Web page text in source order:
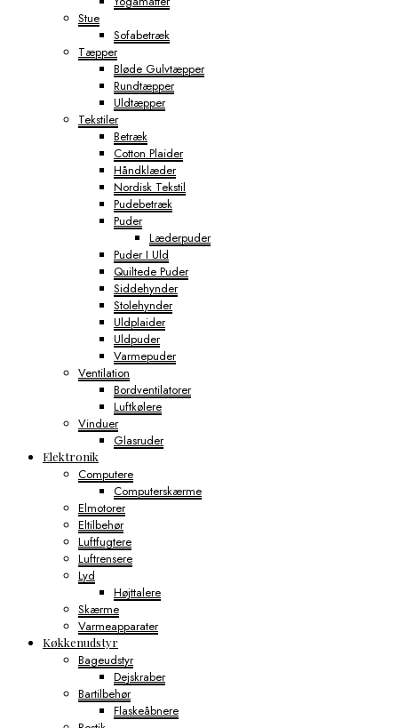
Stue
Sofabetræk
Tæpper
Bløde Gulvtæpper
Rundtæpper
Uldtæpper
Tekstiler
Betræk
Cotton Plaider
Håndklæder
Nordisk Tekstil
Pudebetræk
Puder
Læderpuder
Puder I Uld
Quiltede Puder
Siddehynder
Stolehynder
Uldplaider
Uldpuder
Varmepuder
Ventilation
Bordventilatorer
Luftkølere
Vinduer
Glasruder
Elektronik
Computere
Computerskærme
Elmotorer
Eltilbehør
Luftfugtere
Luftrensere
Lyd
Højttalere
Skærme
Varmeapparater
Køkkenudstyr
Bageudstyr
Dejskraber
Bartilbehør
Flaskeåbnere